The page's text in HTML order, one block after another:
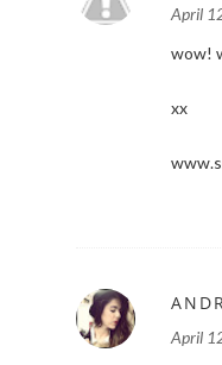
April
wow!
xx
April